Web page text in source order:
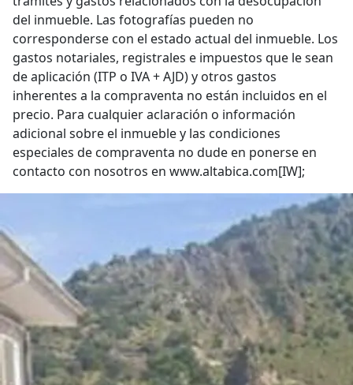
del inmueble. Las fotografías pueden no
corresponderse con el estado actual del inmueble. Los
gastos notariales, registrales e impuestos que le sean
de aplicación (ITP o IVA + AJD) y otros gastos
inherentes a la compraventa no están incluidos en el
precio. Para cualquier aclaración o información
adicional sobre el inmueble y las condiciones
especiales de compraventa no dude en ponerse en
contacto con nosotros en www.altabica.com[IW];